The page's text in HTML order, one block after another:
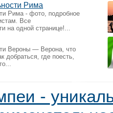
Рима
Рима - фото, подробное
Все
на одной странице!...
Вероны — Верона, что
добраться, где поесть,
-